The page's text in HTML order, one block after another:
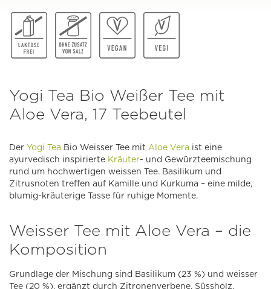
Yogi Tea Bio Weißer Tee mit
Aloe Vera, 17 Teebeutel
Der Yogi Tea Bio Weisser Tee mit Aloe Vera ist eine
ayurvedisch inspirierte Kräuter- und Gewürzteemischung
rund um hochwertigen weissen Tee. Basilikum und
Zitrusnoten treffen auf Kamille und Kurkuma – eine milde,
blumig-kräuterige Tasse für ruhige Momente.
Weisser Tee mit Aloe Vera – die
Komposition
Grundlage der Mischung sind Basilikum (23 %) und weisser
Tee (20 %), ergänzt durch Zitronenverbene, Süssholz,